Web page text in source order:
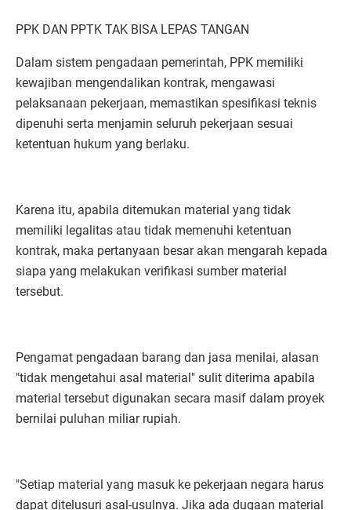
PPK DAN PPTK TAK BISA LEPAS TANGAN
Dalam sistem pengadaan pemerintah, PPK memiliki
kewajiban mengendalikan kontrak, mengawasi
pelaksanaan pekerjaan, memastikan spesifikasi teknis
dipenuhi serta menjamin seluruh pekerjaan sesuai
ketentuan hukum yang berlaku.
Karena itu, apabila ditemukan material yang tidak
memiliki legalitas atau tidak memenuhi ketentuan
kontrak, maka pertanyaan besar akan mengarah kepada
siapa yang melakukan verifikasi sumber material
tersebut.
Pengamat pengadaan barang dan jasa menilai, alasan
"tidak mengetahui asal material" sulit diterima apabila
material tersebut digunakan secara masif dalam proyek
bernilai puluhan miliar rupiah.
"Setiap material yang masuk ke pekerjaan negara harus
dapat ditelusuri asal-usulnya. Jika ada dugaan material